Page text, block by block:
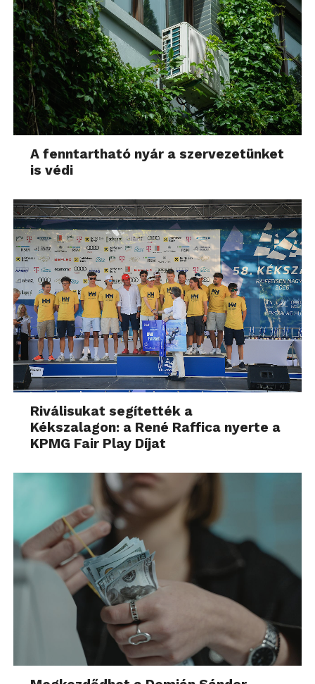
A fenntartható nyár a szervezetünket
is védi
Riválisukat segítették a
Kékszalagon: a René Raffica nyerte a
KPMG Fair Play Díjat